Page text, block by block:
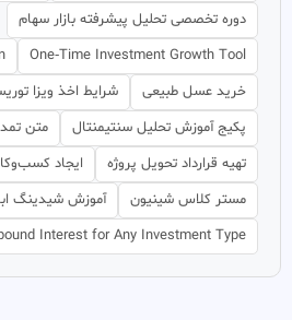
دوره تخصصی تحلیل پیشرفته بازار سهام
One‑Time Investment Growth Tool
خرید عسل طبیعی
شرایط اخذ ویزا
پکیج آموزش تحلیل سنتیمنتال
متن
تهیه قرارداد تحویل پروژه
ایجاد
مستر کلاس شینیون
آموزش شیدینگ
Interest for Any Investment Type